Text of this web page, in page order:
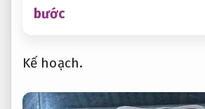
bước
Kế hoạch.